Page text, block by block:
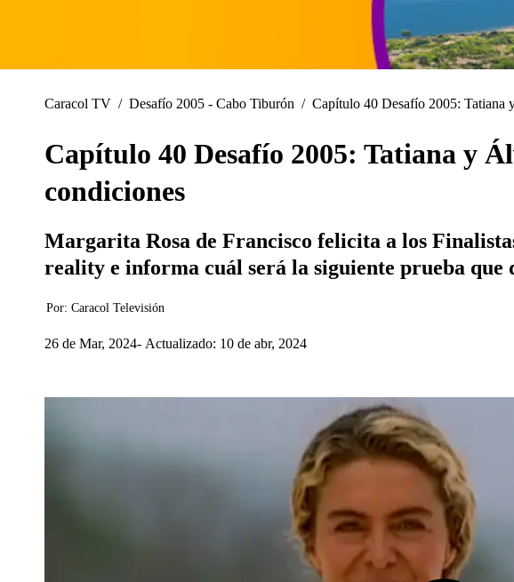
Caracol TV / Desafío 2005 - Cabo Tiburón / Capítulo 40 Desafío 2005: Tatiana
Capítulo 40 Desafío 2005: Tatiana y
condiciones
Margarita Rosa de Francisco felicita a los
reality e informa cuál será la siguiente prueba que
Por: Caracol Televisión
26 de Mar, 2024 Actualizado: 10 de abr, 2024